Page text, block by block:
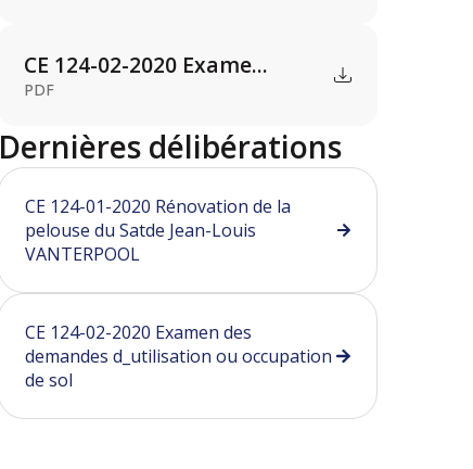
CE 124-02-2020 Exame...
PDF
Dernières délibérations
CE 124-01-2020 Rénovation de la
pelouse du Satde Jean-Louis
VANTERPOOL
CE 124-02-2020 Examen des
demandes d_utilisation ou occupation
de sol